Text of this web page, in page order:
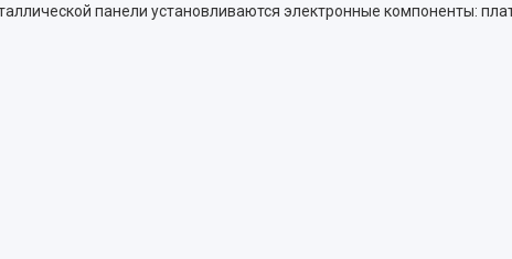
панели установливаются электронные компоненты: